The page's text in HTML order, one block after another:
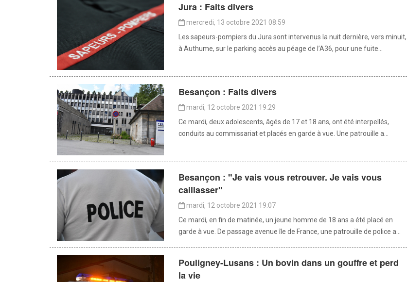
Jura : Faits divers
mercredi, 13 octobre 2021 08:59
Les sapeurs-pompiers du Jura sont intervenus la nuit dernière, vers minuit,
à Authume, sur le parking accès au péage de l’A36, pour une fuite...
Besançon : Faits divers
mardi, 12 octobre 2021 19:29
Ce mardi, deux adolescents, âgés de 17 et 18 ans, ont été interpellés,
conduits au commissariat et placés en garde à vue. Une patrouille a...
Besançon : "Je vais vous retrouver. Je vais vous
caillasser"
mardi, 12 octobre 2021 19:07
Ce mardi, en fin de matinée, un jeune homme de 18 ans a été placé en
garde à vue. De passage avenue île de France, une patrouille de police a...
Pouligney-Lusans : Un bovin dans un gouffre et perd
la vie